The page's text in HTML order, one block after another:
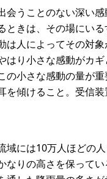
会うことのない深い
ときは、その場にい
は人によってその対
はり小さな感動がカ
の小さな感動の量が
を傾けること。受信
域には10万人ほどの
なりの高さを保って